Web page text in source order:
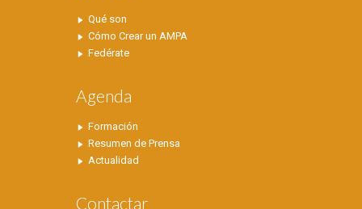
Qué son
Cómo Crear un AMPA
Fedérate
Agenda
Formación
Resumen de Prensa
Actualidad
Contactar